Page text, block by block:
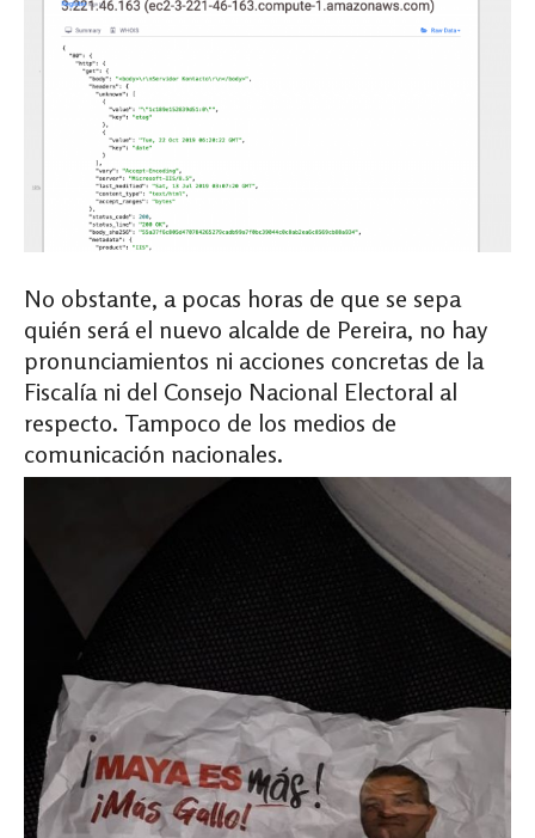
No obstante, a pocas horas de que se sepa
quién será el nuevo alcalde de Pereira, no hay
pronunciamientos ni acciones concretas de la
Fiscalía ni del Consejo Nacional Electoral al
respecto. Tampoco de los medios de
comunicación nacionales.